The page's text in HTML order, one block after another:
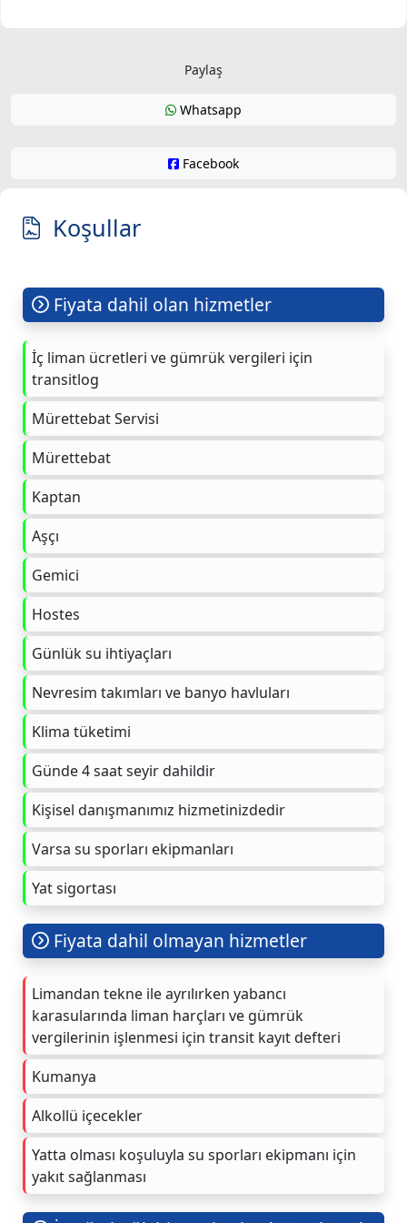
Paylaş
Whatsapp
Facebook
Koşullar
Fiyata dahil olan hizmetler
İç liman ücretleri ve gümrük vergileri için
transitlog
Mürettebat Servisi
Mürettebat
Kaptan
Aşçı
Gemici
Hostes
Günlük su ihtiyaçları
Nevresim takımları ve banyo havluları
Klima tüketimi
Günde 4 saat seyir dahildir
Kişisel danışmanımız hizmetinizdedir
Varsa su sporları ekipmanları
Yat sigortası
Fiyata dahil olmayan hizmetler
Limandan tekne ile ayrılırken yabancı
karasularında liman harçları ve gümrük
vergilerinin işlenmesi için transit kayıt defteri
Kumanya
Alkollü içecekler
Yatta olması koşuluyla su sporları ekipmanı için
yakıt sağlanması